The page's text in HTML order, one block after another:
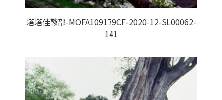
塔塔佳鞍部-MOFA109179CF-2020-12-SL00062-
141